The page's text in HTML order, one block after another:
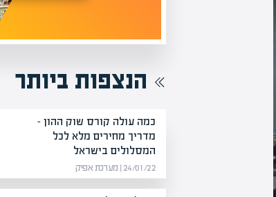
הנצפות ביותר
כמה עולה קורס שוק ההון –
מדריך מחירים מלא לכל
המסלולים בישראל
24/01/22 | מערכת אפיק